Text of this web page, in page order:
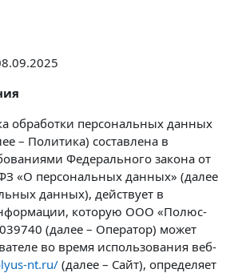
обработки персональных данных
– Политика) составлена в
Федерального закона от
«О персональных данных» (далее
данных), действует в
которую ООО «Полюс-
(далее – Оператор) может
во время использования веб-
nt.ru/ (далее – Сайт), определяет